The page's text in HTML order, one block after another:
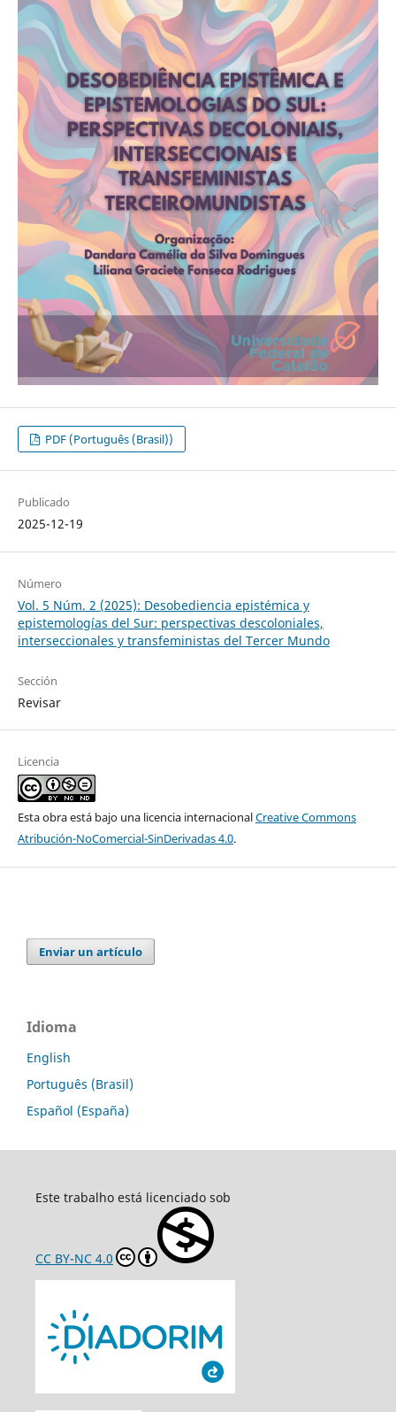
PDF (Português (Brasil))
Publicado
2025-12-19
Número
Vol. 5 Núm. 2 (2025): Desobediencia epistémica y
epistemologías del Sur: perspectivas descoloniales,
interseccionales y transfeministas del Tercer Mundo
Sección
Revisar
Licencia
Esta obra está bajo una licencia internacionalCreative Commons
Atribución-NoComercial-SinDerivadas 4.0.
Enviar un artículo
Idioma
English
Português (Brasil)
Español (España)
Este trabalho está licenciado sob
CC BY-NC 4.0